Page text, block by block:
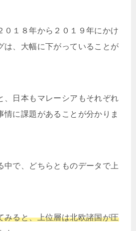
０１８年から２０１９年にかけ
は、大幅に下がっていることが
、日本もマレーシアもそれぞれ
情に課題があることが分かりま
中で、どちらとものデータで上
みると、上位層は北欧諸国が圧